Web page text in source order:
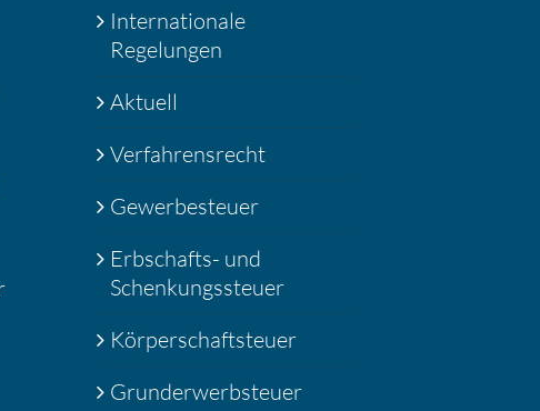
Internationale
Regelungen
Aktuell
Verfahrensrecht
Gewerbesteuer
Erbschafts- und
Schenkungssteuer
Körperschaftsteuer
Grunderwerbsteuer